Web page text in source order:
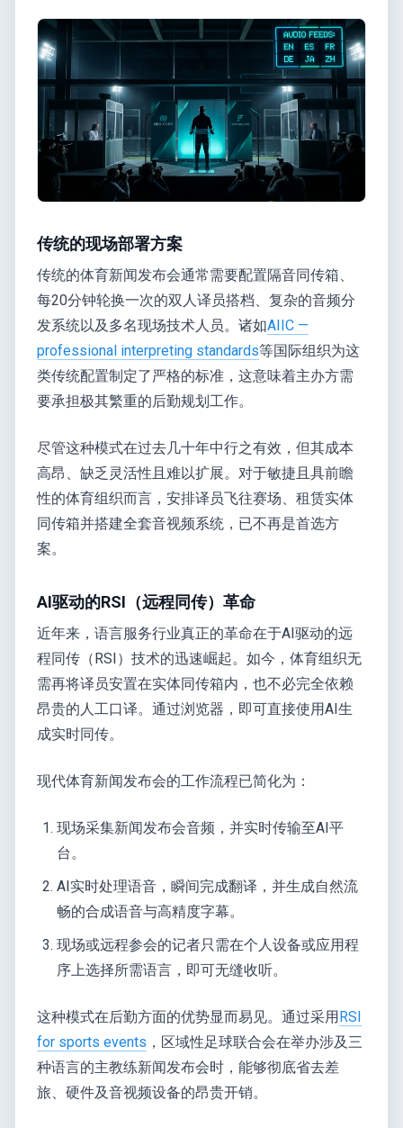
传统的现场部署方案
传统的体育新闻发布会通常需要配置隔音同传箱、
每20分钟轮换一次的双人译员搭档、复杂的音频分
发系统以及多名现场技术人员。诸如AIIC —
professional interpreting standards等国际组织为这
类传统配置制定了严格的标准，这意味着主办方需
要承担极其繁重的后勤规划工作。
尽管这种模式在过去几十年中行之有效，但其成本
高昂、缺乏灵活性且难以扩展。对于敏捷且具前瞻
性的体育组织而言，安排译员飞往赛场、租赁实体
同传箱并搭建全套音视频系统，已不再是首选方
案。
AI驱动的RSI（远程同传）革命
近年来，语言服务行业真正的革命在于AI驱动的远
程同传（RSI）技术的迅速崛起。如今，体育组织无
需再将译员安置在实体同传箱内，也不必完全依赖
昂贵的人工口译。通过浏览器，即可直接使用AI生
成实时同传。
现代体育新闻发布会的工作流程已简化为：
现场采集新闻发布会音频，并实时传输至AI平
台。
AI实时处理语音，瞬间完成翻译，并生成自然流
畅的合成语音与高精度字幕。
现场或远程参会的记者只需在个人设备或应用程
序上选择所需语言，即可无缝收听。
这种模式在后勤方面的优势显而易见。通过采用RSI
for sports events ，区域性足球联合会在举办涉及三
种语言的主教练新闻发布会时，能够彻底省去差
旅、硬件及音视频设备的昂贵开销。